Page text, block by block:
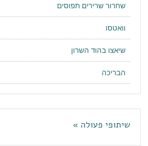
שחרור שרירים תפוסים
וואטסו
שיאצו בהוד השרון
הבריכה
שיתופי פעולה »